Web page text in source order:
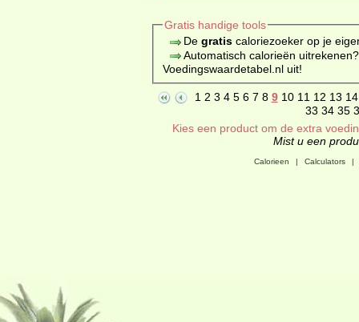
Gratis handige tools
De gratiscaloriezoeker op je
Automatisch calorieën
Voedingswaardetabel.nl uit!
1 2 3 4 5 6 7 8 9 10 11 12 13 14
33 34 35
Kies een product om de extra
Mist u een
Calorieen | Calculators |